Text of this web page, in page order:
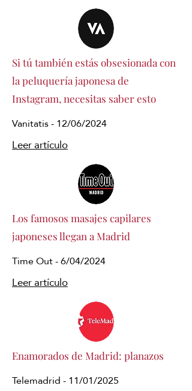
Si tú también estás obsesionada con
la peluquería japonesa de
Instagram, necesitas saber esto
Vanitatis - 12/06/2024
Leer artículo
Los famosos masajes capilares
japoneses llegan a Madrid
Time Out - 6/04/2024
Leer artículo
Enamorados de Madrid: planazos
Telemadrid - 11/01/2025